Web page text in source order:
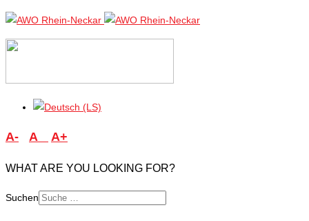
A- A A+
WHAT ARE YOU LOOKING FOR?
Suchen